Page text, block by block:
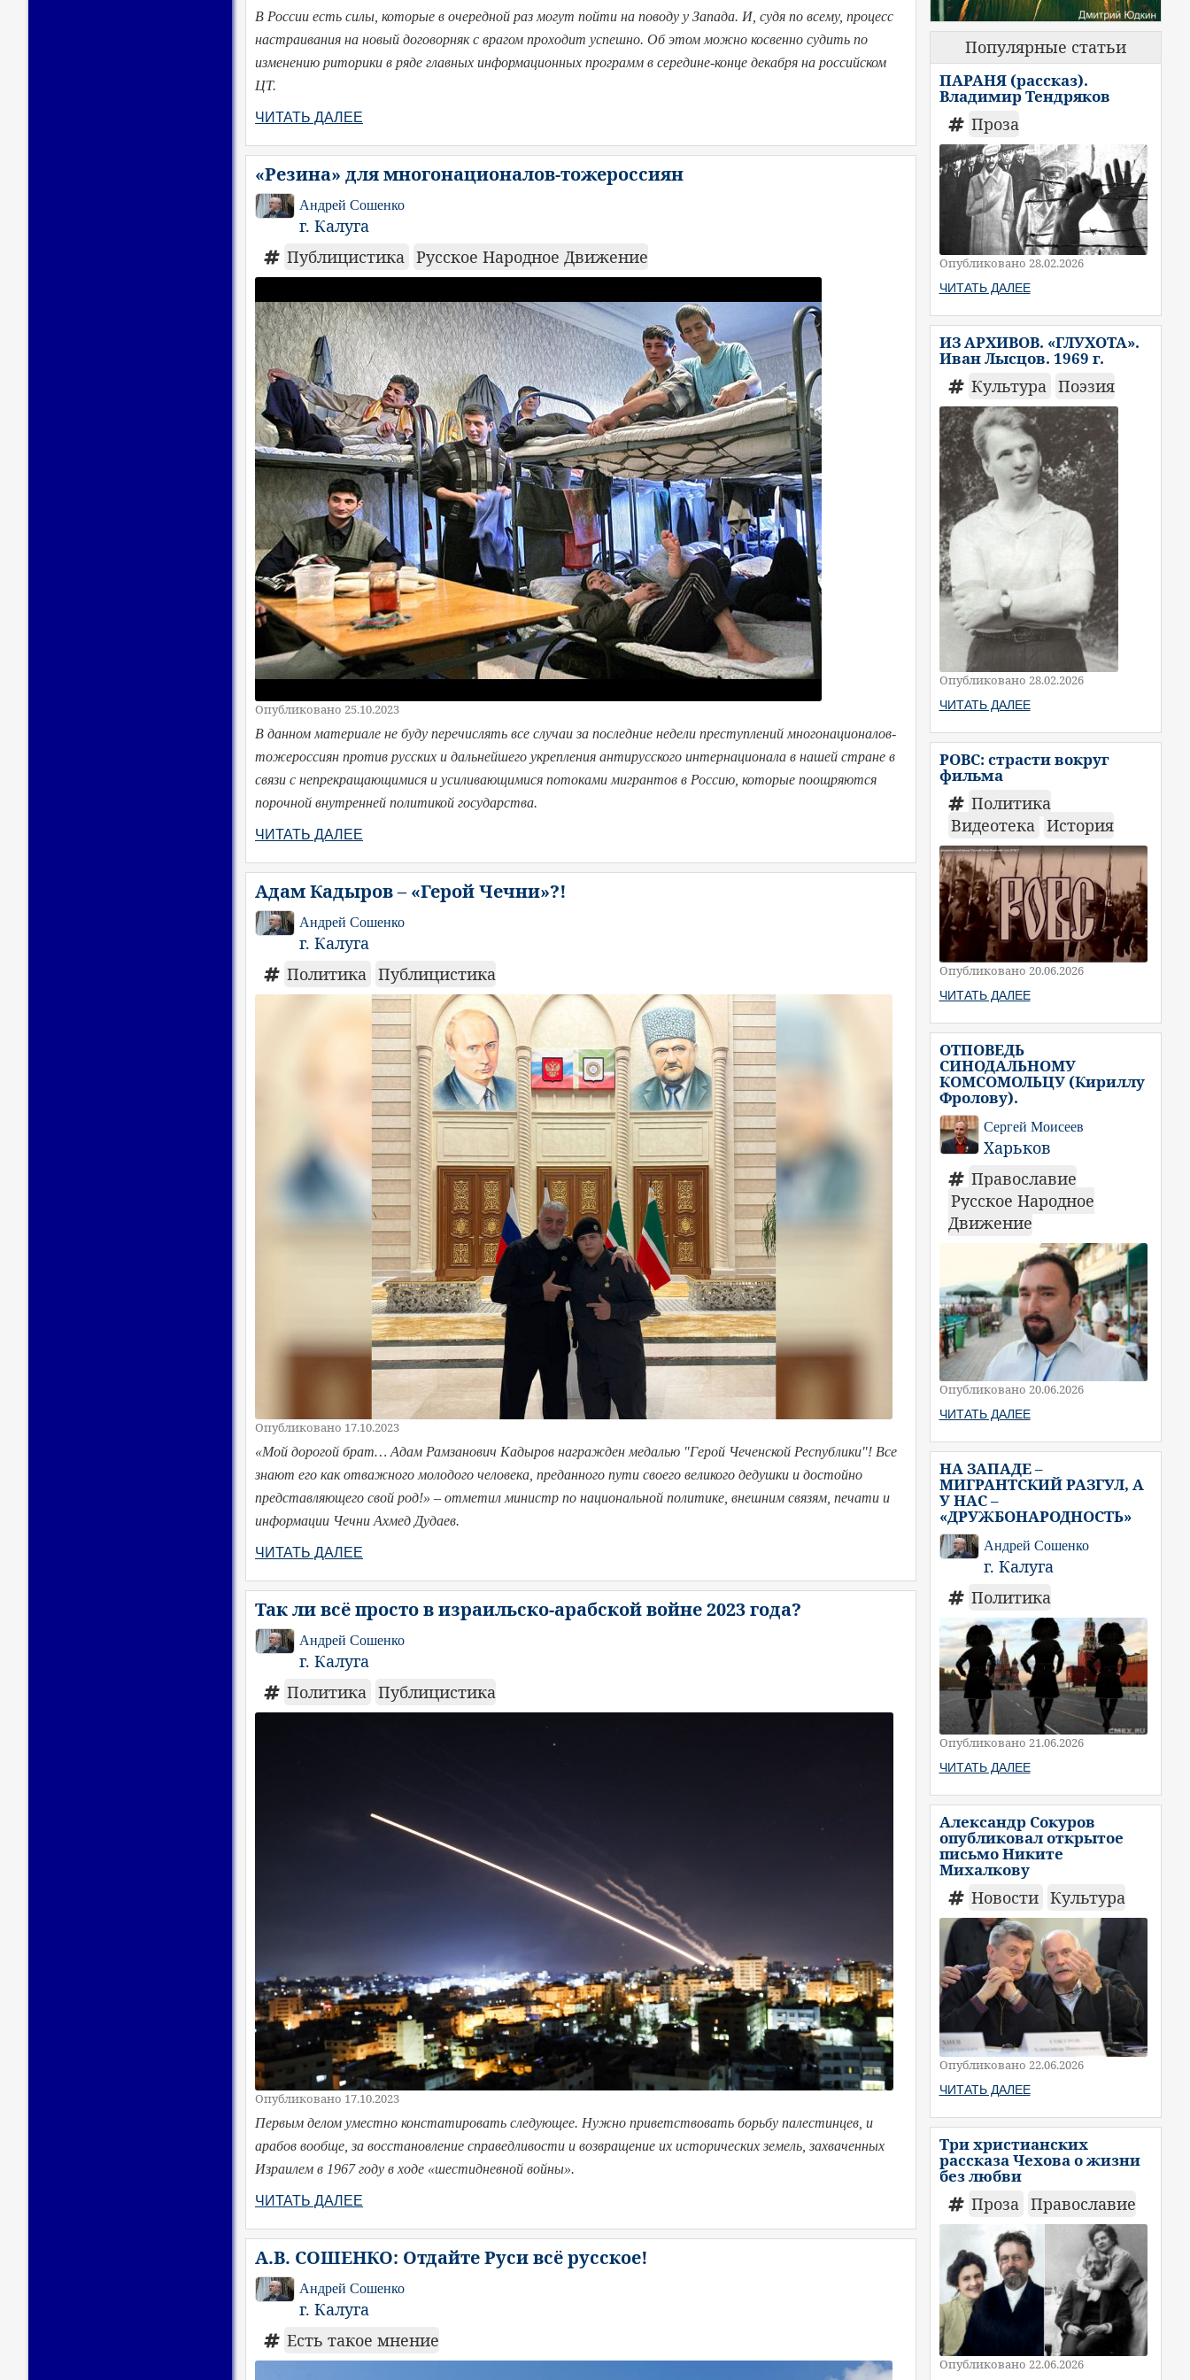
В России есть силы, которые в очередной раз могут пойти на поводу у Запада. И, судя по всему, процесс
настраивания на новый договорняк с врагом проходит успешно. Об этом можно косвенно судить по
изменению риторики в ряде главных информационных программ в середине-конце декабря на российском
ЦТ.
ЧИТАТЬ ДАЛЕЕ
«Резина» для многонационалов-тожероссиян
Андрей Сошенко
г. Калуга
Публицистика Русское Народное Движение
Опубликовано 25.10.2023
В данном материале не буду перечислять все случаи за последние недели преступлений многонационалов-
тожероссиян против русских и дальнейшего укрепления антирусского интернационала в нашей стране в
связи с непрекращающимися и усиливающимися потоками мигрантов в Россию, которые поощряются
порочной внутренней политикой государства.
ЧИТАТЬ ДАЛЕЕ
Адам Кадыров – «Герой Чечни»?!
Андрей Сошенко
г. Калуга
Политика Публицистика
Опубликовано 17.10.2023
«Мой дорогой брат… Адам Рамзанович Кадыров награжден медалью "Герой Чеченской Республики"! Все
знают его как отважного молодого человека, преданного пути своего великого дедушки и достойно
представляющего свой род!» – отметил министр по национальной политике, внешним связям, печати и
информации Чечни Ахмед Дудаев.
ЧИТАТЬ ДАЛЕЕ
Так ли всё просто в израильско-арабской войне 2023 года?
Андрей Сошенко
г. Калуга
Политика Публицистика
Опубликовано 17.10.2023
Первым делом уместно констатировать следующее. Нужно приветствовать борьбу палестинцев, и
арабов вообще, за восстановление справедливости и возвращение их исторических земель, захваченных
Израилем в 1967 году в ходе «шестидневной войны».
ЧИТАТЬ ДАЛЕЕ
А.В. СОШЕНКО: Отдайте Руси всё русское!
Андрей Сошенко
г. Калуга
Есть такое мнение
Популярные статьи
ПАРАНЯ (рассказ).
Владимир Тендряков
Проза
Опубликовано 28.02.2026
ЧИТАТЬ ДАЛЕЕ
ИЗ АРХИВОВ. «ГЛУХОТА».
Иван Лысцов. 1969 г.
Культура Поэзия
Опубликовано 28.02.2026
ЧИТАТЬ ДАЛЕЕ
РОВС: страсти вокруг
фильма
Политика
Видеотека История
Опубликовано 20.06.2026
ЧИТАТЬ ДАЛЕЕ
ОТПОВЕДЬ
СИНОДАЛЬНОМУ
КОМСОМОЛЬЦУ (Кириллу
Фролову).
Сергей Моисеев
Харьков
Православие
Русское Народное
Движение
Опубликовано 20.06.2026
ЧИТАТЬ ДАЛЕЕ
НА ЗАПАДЕ –
МИГРАНТСКИЙ РАЗГУЛ, А
У НАС –
«ДРУЖБОНАРОДНОСТЬ»
Андрей Сошенко
г. Калуга
Политика
Опубликовано 21.06.2026
ЧИТАТЬ ДАЛЕЕ
Александр Сокуров
опубликовал открытое
письмо Никите
Михалкову
Новости Культура
Опубликовано 22.06.2026
ЧИТАТЬ ДАЛЕЕ
Три христианских
рассказа Чехова о жизни
без любви
Проза Православие
Опубликовано 22.06.2026